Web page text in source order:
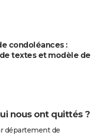
condoléances :
textes et modèle de
nous ont quittés ?
département de